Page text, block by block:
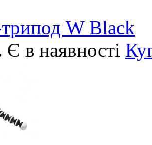
W Black
Є в наявності